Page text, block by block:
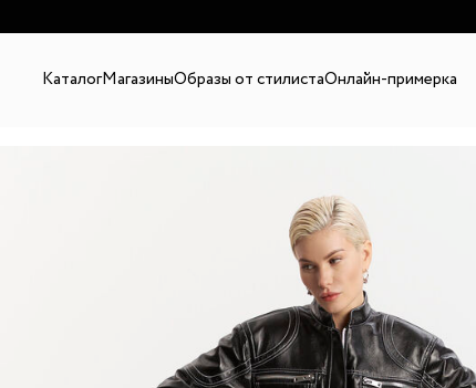
КаталогМагазиныОбразы от стилистаОнлайн-примерка